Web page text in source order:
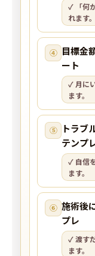
✓ 「何
れます。
④ 目標金
ート
✓ 月に
ます。
⑤
トラブ
テンプ
✓ 自信
ます。
⑥ 施術後
プレ
✓ 渡す
ます。